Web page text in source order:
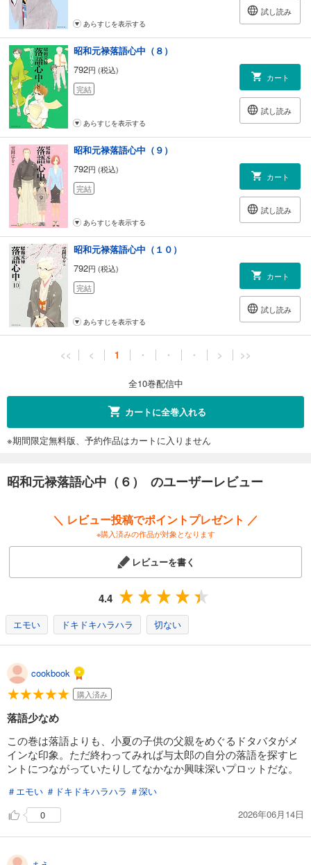
試し読み
あらすじを表示する
昭和元禄落語心中（８）
792円 (税込)
完結
カート
試し読み
あらすじを表示する
昭和元禄落語心中（９）
792円 (税込)
完結
カート
試し読み
あらすじを表示する
昭和元禄落語心中（１０）
792円 (税込)
完結
カート
試し読み
あらすじを表示する
<< < 1 ・ ・ ・ > >>
全10巻配信中
カートに全巻入れる
※期間限定無料版、予約作品はカートに入りません
昭和元禄落語心中（６） のユーザーレビュー
＼ レビュー投稿でポイントプレゼント ／
※購入済みの作品が対象となります
レビューを書く
4.4
エモい ドキドキハラハラ 切ない
cookbook
購入済み
落語少なめ
この巻は落語よりも、小夏の子供の父親をめぐるドタバタがメ
インな印象。ただ終わってみれば与太郎の自分の落語を探すヒ
ントにつながっていたりしてなかなか興味深いプロットだな。
＃エモい ＃ドキドキハラハラ ＃深い
0
2026年06月14日